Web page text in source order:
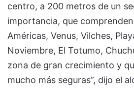
centro, a 200 metros de un
importancia, que
Américas, Venus, Vilches,
Noviembre, El Totumo,
zona de gran crecimiento y
mucho más seguras”, dijo el